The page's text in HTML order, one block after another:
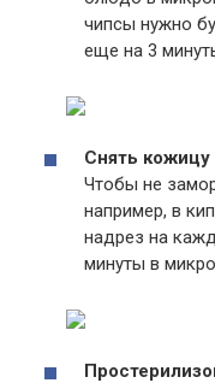
чипсы нужно
еще на 3
Снять
Чтобы не
например, в
надрез на
минуты в